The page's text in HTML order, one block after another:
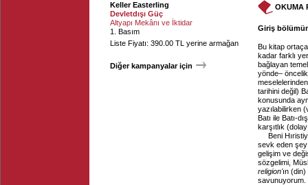
Keller Easterling
Devletdışı Güç
Altyapı Mekânı ve İktidar
1. Basım
Liste Fiyatı: 390.00 TL yerine armağan
Diğer kampanyalar için
OKUMA
Giriş
Bu kitap
kadar farklı
bağlayan
yönde–
tarihini değil)
konusunda
yazılabilirken
Batı ile Batı-
karşıtlık
Beni
sevk eden şey
gelişim ve
sözgelimi,
religion'ın